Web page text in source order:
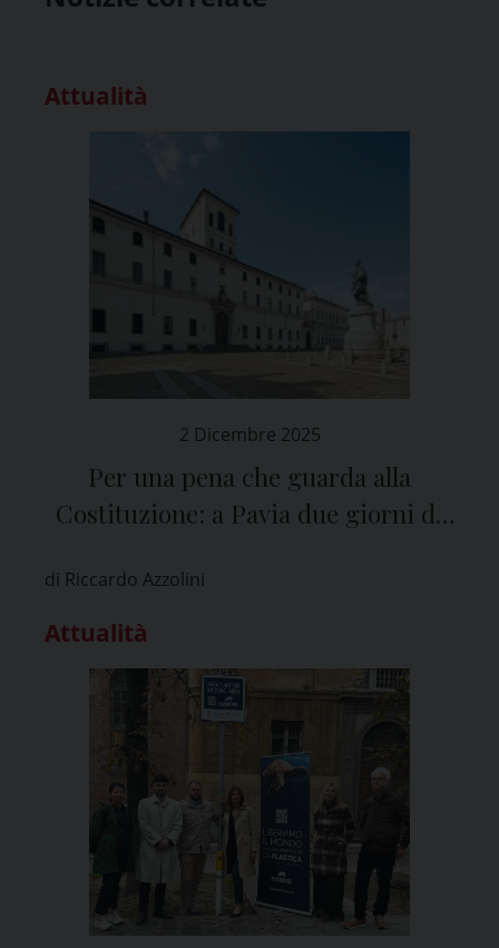
Attualità
2 Dicembre 2025
Per una pena che guarda alla
Costituzione: a Pavia due giorni di
di Riccardo Azzolini
Attualità